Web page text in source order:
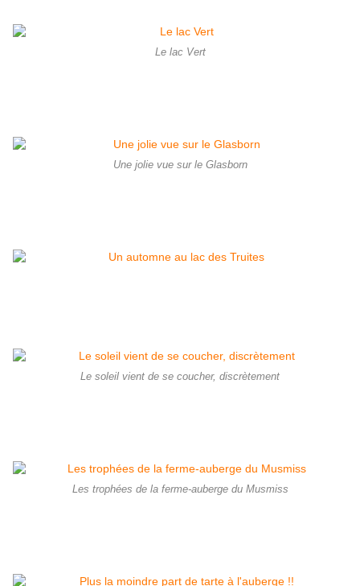
Le lac Vert
Une jolie vue sur le Glasborn
Le soleil vient de se coucher, discrètement
Les trophées de la ferme-auberge du Musmiss